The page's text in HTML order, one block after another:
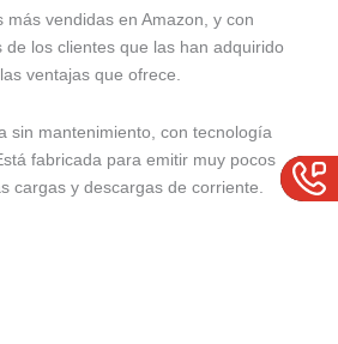
más vendidas en Amazon, y con
los clientes que las han adquirido
ventajas que ofrece.
sin mantenimiento, con tecnología
fabricada para emitir muy pocos
cargas y descargas de corriente.